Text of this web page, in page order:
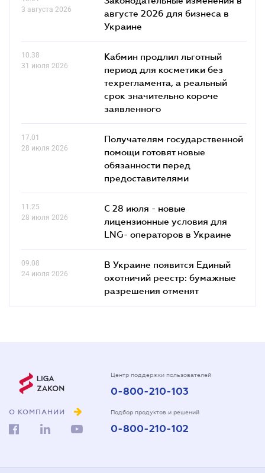
3 августа 2026
августе 2026 для бизнеса в
Украине
10.38
31 июля 2026
Кабмин продлил льготный
период для косметики без
техрегламента, а реальный
срок значительно короче
заявленного
17.01
28 июля 2026
Получателям государственной
помощи готовят новые
обязанности перед
предоставителями
11.25
28 июля 2026
С 28 июля - новые
лицензионные условия для
LNG- операторов в Украине
09.08
24 июля 2026
В Украине появится Единый
охотничий реестр: бумажные
разрешения отменят
О КОМПАНИИ
Центр поддержки пользователей
0-800-210-103
Подбор продуктов и решений
0-800-210-102